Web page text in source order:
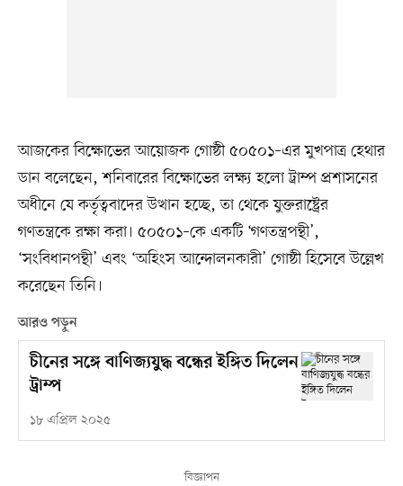
আজকের বিক্ষোভের আয়োজক গোষ্ঠী ৫০৫০১–এর মুখপাত্র হেথার
ডান বলেছেন, শনিবারের বিক্ষোভের লক্ষ্য হলো ট্রাম্প প্রশাসনের
অধীনে যে কর্তৃত্ববাদের উত্থান হচ্ছে, তা থেকে যুক্তরাষ্ট্রের
গণতন্ত্রকে রক্ষা করা। ৫০৫০১–কে একটি ‘গণতন্ত্রপন্থী’,
‘সংবিধানপন্থী’ এবং ‘অহিংস আন্দোলনকারী’ গোষ্ঠী হিসেবে উল্লেখ
করেছেন তিনি।
আরও পড়ুন
চীনের সঙ্গে বাণিজ্যযুদ্ধ বন্ধের ইঙ্গিত দিলেন
ট্রাম্প
১৮ এপ্রিল ২০২৫